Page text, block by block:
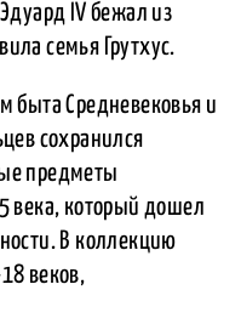
IV бежал из
семья Грутхус.
быта Средневековья и
сохранился
предметы
века, который дошел
В коллекцию
веков,